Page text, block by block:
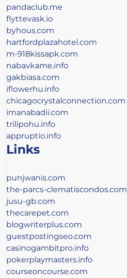
pandaclub.me
flyttevask.io
byhous.com
hartfordplazahotel.com
m-918kissapk.com
nabavkame.info
gakbiasa.com
iflowerhu.info
chicagocrystalconnection.com
imanabadii.com
trilipohu.info
appruptio.info
Links
punjwanis.com
the-parcs-clematiscondos.com
jusu-gb.com
thecarepet.com
blogwriterplus.com
guestpostingseo.com
casinogambitpro.info
pokerplaymasters.info
courseoncourse.com